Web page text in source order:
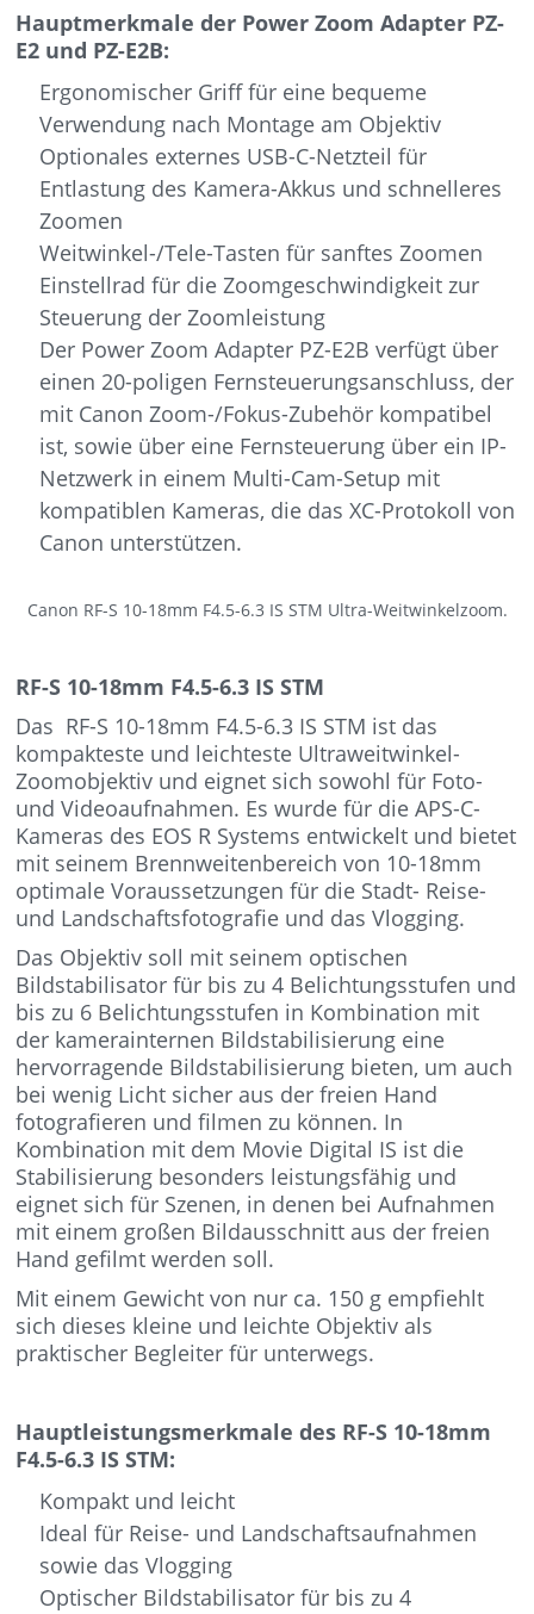
Hauptmerkmale der Power Zoom Adapter PZ-
E2 und PZ-E2B:
Ergonomischer Griff für eine bequeme
Verwendung nach Montage am Objektiv
Optionales externes USB-C-Netzteil für
Entlastung des Kamera-Akkus und schnelleres
Zoomen
Weitwinkel-/Tele-Tasten für sanftes Zoomen
Einstellrad für die Zoomgeschwindigkeit zur
Steuerung der Zoomleistung
Der Power Zoom Adapter PZ-E2B verfügt über
einen 20-poligen Fernsteuerungsanschluss, der
mit Canon Zoom-/Fokus-Zubehör kompatibel
ist, sowie über eine Fernsteuerung über ein IP-
Netzwerk in einem Multi-Cam-Setup mit
kompatiblen Kameras, die das XC-Protokoll von
Canon unterstützen.
Canon RF-S 10-18mm F4.5-6.3 IS STM Ultra-Weitwinkelzoom.
RF-S 10-18mm F4.5-6.3 IS STM
Das RF-S 10-18mm F4.5-6.3 IS STM ist das
kompakteste und leichteste Ultraweitwinkel-
Zoomobjektiv und eignet sich sowohl für Foto-
und Videoaufnahmen. Es wurde für die APS-C-
Kameras des EOS R Systems entwickelt und bietet
mit seinem Brennweitenbereich von 10-18mm
optimale Voraussetzungen für die Stadt- Reise-
und Landschaftsfotografie und das Vlogging.
Das Objektiv soll mit seinem optischen
Bildstabilisator für bis zu 4 Belichtungsstufen und
bis zu 6 Belichtungsstufen in Kombination mit
der kamerainternen Bildstabilisierung eine
hervorragende Bildstabilisierung bieten, um auch
bei wenig Licht sicher aus der freien Hand
fotografieren und filmen zu können. In
Kombination mit dem Movie Digital IS ist die
Stabilisierung besonders leistungsfähig und
eignet sich für Szenen, in denen bei Aufnahmen
mit einem großen Bildausschnitt aus der freien
Hand gefilmt werden soll.
Mit einem Gewicht von nur ca. 150 g empfiehlt
sich dieses kleine und leichte Objektiv als
praktischer Begleiter für unterwegs.
Hauptleistungsmerkmale des RF-S 10-18mm
F4.5-6.3 IS STM:
Kompakt und leicht
Ideal für Reise- und Landschaftsaufnahmen
sowie das Vlogging
Optischer Bildstabilisator für bis zu 4